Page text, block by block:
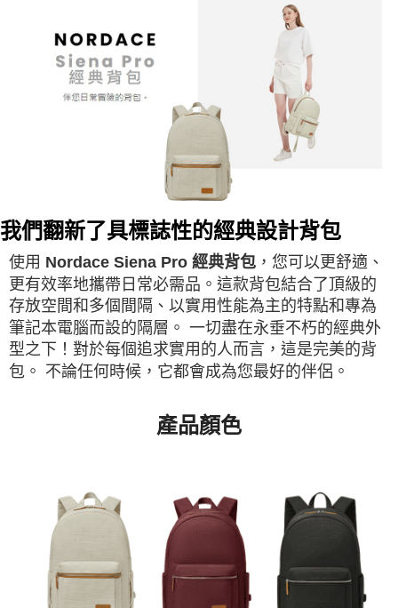
我們翻新了具標誌性的經典設計背包
使用 Nordace Siena Pro 經典背包 ，您可以更舒適、
更有效率地攜帶日常必需品。這款背包結合了頂級的
存放空間和多個間隔、以實用性能為主的特點和專為
筆記本電腦而設的隔層。 一切盡在永垂不朽的經典外
型之下！對於每個追求實用的人而言，這是完美的背
包。 不論任何時候，它都會成為您最好的伴侶。
產品顏色